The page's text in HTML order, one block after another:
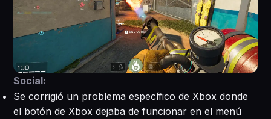
Social:
Se corrigió un problema específico de Xbox donde
el botón de Xbox dejaba de funcionar en el menú